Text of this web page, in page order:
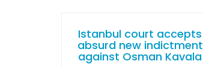
Istanbul court accepts
absurd new indictment
against Osman Kavala